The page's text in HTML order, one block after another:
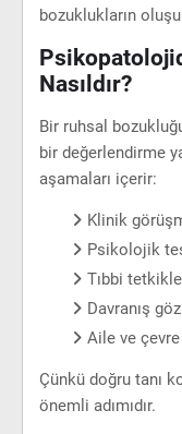
bozuklukların
Nasıldır?
Bir ruhsal
bir değerlendirme
aşamaları içerir:
Klinik
Psikolojik
Tıbbi
Davranış
Aile ve
Çünkü doğru tanı
önemli adımıdır.